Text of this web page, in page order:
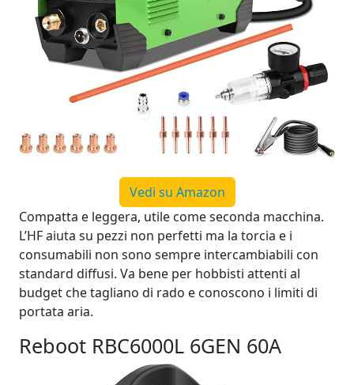
Vedi su Amazon
Compatta e leggera, utile come seconda macchina.
L’HF aiuta su pezzi non perfetti ma la torcia e i
consumabili non sono sempre intercambiabili con
standard diffusi. Va bene per hobbisti attenti al
budget che tagliano di rado e conoscono i limiti di
portata aria.
Reboot RBC6000L 6GEN 60A